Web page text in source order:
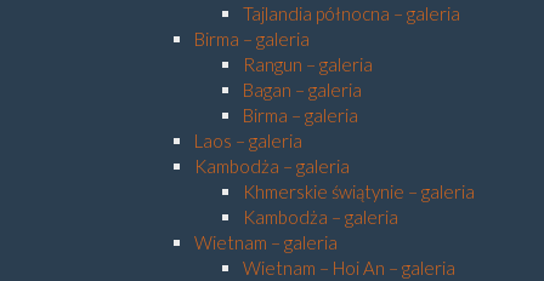
Tajlandia północna – galeria
Birma – galeria
Rangun – galeria
Bagan – galeria
Birma – galeria
Laos – galeria
Kambodża – galeria
Khmerskie świątynie – galeria
Kambodża – galeria
Wietnam – galeria
Wietnam – Hoi An – galeria